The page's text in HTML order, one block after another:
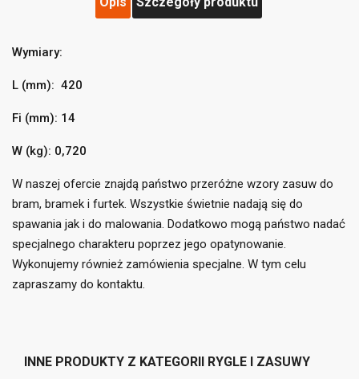
Dodaj do listy życzeń
add_circle_outline Utwórz nową listę
((title))
((label))
((cancelText)) ((createText))
Zaloguj się
Musisz być zalogowany by zapisać produkty na swojej
((cancelText)) ((loginText))
Wymiary:
L (mm): 420
Fi (mm): 14
W (kg): 0,720
W naszej ofercie znajdą państwo przeróżne wzory zasuw do
bram, bramek i furtek. Wszystkie świetnie nadają się do
spawania jak i do malowania. Dodatkowo mogą państwo nadać
specjalnego charakteru poprzez jego opatynowanie.
Wykonujemy również zamówienia specjalne. W tym celu
zapraszamy do kontaktu.
INNE PRODUKTY Z KATEGORII RYGLE I ZASUWY